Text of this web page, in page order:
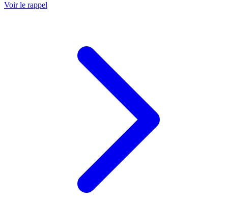
Voir le rappel